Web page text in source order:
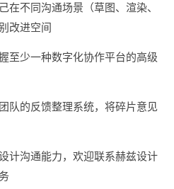
在不同沟通场景（草图、渲染、
改进空间
至少一种数字化协作平台的高级
队的反馈整理系统，将碎片意见
计沟通能力，欢迎联系赫兹设计